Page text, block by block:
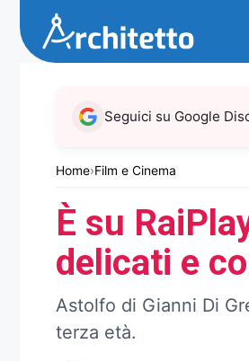
contenuto
Home›Film e Cinema
Seguici su Google
È su
delicati e
Astolfo di Gianni Di
terza età.